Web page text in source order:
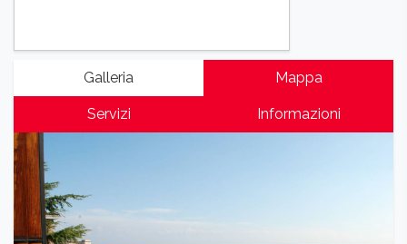
Galleria Mappa
Servizi Informazioni